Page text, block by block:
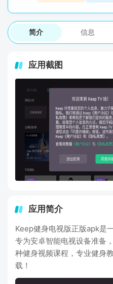
简介 信息
应用截图
应用简介
Keep健身电视版正版apk是
专为安卓智能电视设备准备
种健身视频课程，专业健身
载！